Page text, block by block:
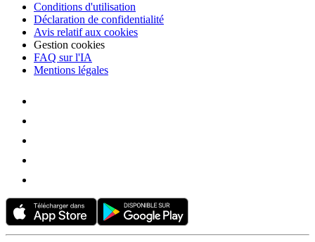
Conditions d'utilisation
Déclaration de confidentialité
Avis relatif aux cookies
Gestion cookies
FAQ sur l'IA
Mentions légales